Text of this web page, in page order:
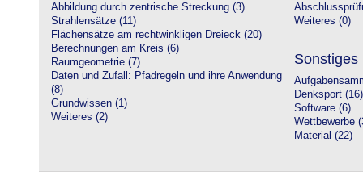
Abbildung durch zentrische Streckung (3)
Strahlensätze (11)
Flächensätze am rechtwinkligen Dreieck (20)
Berechnungen am Kreis (6)
Raumgeometrie (7)
Daten und Zufall: Pfadregeln und ihre Anwendung
(8)
Grundwissen (1)
Weiteres (2)
Weiteres (0)
Sonstiges
Denksport (16)
Software (6)
Wettbewerbe
Material (22)